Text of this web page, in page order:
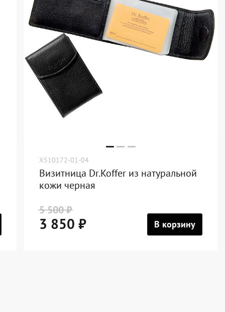
X510172-01-04
Визитница Dr.Koffer из натуральной
кожи черная
5 500 ₽
3 850 ₽ В корзину